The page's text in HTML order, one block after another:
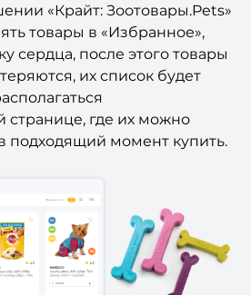
«Крайт: Зоотовары.Pets»
товары в «Избранное»,
сердца, после этого товары
их список будет
странице, где их можно
подходящий момент купить.